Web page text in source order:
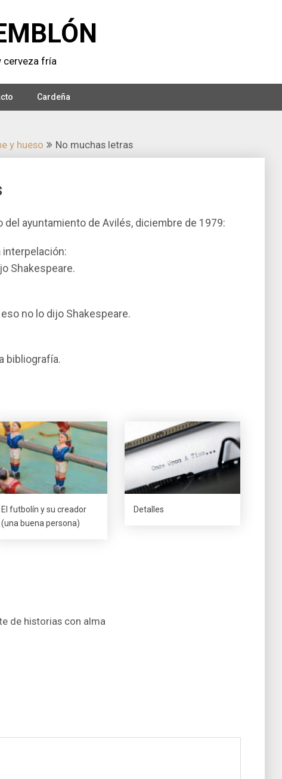
cerveza frí­a
Cardeña
y hueso No muchas letras
del ayuntamiento de Avilés, diciembre de 1979:
interpelación:
Shakespeare.
no lo dijo Shakespeare.
bibliografí­a.
El futbolí­n y su creador
(una buena persona)
Detalles
de historias con alma